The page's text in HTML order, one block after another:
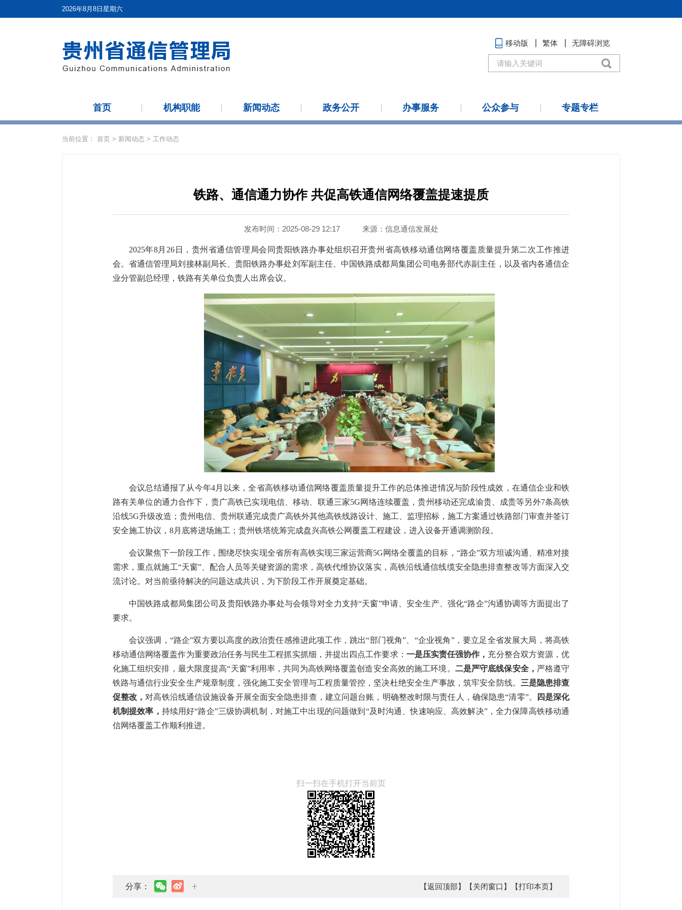
2026年8月8日星期六
移动版 繁体 无障碍浏览
首页 机构职能 新闻动态 政务公开 办事服务 公众参与 专题专栏
当前位置： 首页 > 新闻动态 > 工作动态
铁路、通信通力协作 共促高铁通信网络覆盖提速提质
发布时间：2025-08-29 12:17 来源： 信息通信发展处
2025年8月26日，贵州省通信管理局会同贵阳铁路办事处组织召开贵州省高铁移动通信网络覆盖质量提升第二次工作推进
会。省通信管理局刘接林副局长、贵阳铁路办事处刘军副主任、中国铁路成都局集团公司电务部代赤副主任，以及省内各通信企
业分管副总经理，铁路有关单位负责人出席会议。
会议总结通报了从今年4月以来，全省高铁移动通信网络覆盖质量提升工作的总体推进情况与阶段性成效，在通信企业和铁
路有关单位的通力合作下，贵广高铁已实现电信、移动、联通三家5G网络连续覆盖，贵州移动还完成渝贵、成贵等另外7条高铁
沿线5G升级改造；贵州电信、贵州联通完成贵广高铁外其他高铁线路设计、施工、监理招标，施工方案通过铁路部门审查并签订
安全施工协议，8月底将进场施工；贵州铁塔统筹完成盘兴高铁公网覆盖工程建设，进入设备开通调测阶段。
会议聚焦下一阶段工作，围绕尽快实现全省所有高铁实现三家运营商5G网络全覆盖的目标，“路企”双方坦诚沟通、精准对接
需求，重点就施工“天窗”、配合人员等关键资源的需求，高铁代维协议落实，高铁沿线通信线缆安全隐患排查整改等方面深入交
流讨论。对当前亟待解决的问题达成共识，为下阶段工作开展奠定基础。
中国铁路成都局集团公司及贵阳铁路办事处与会领导对全力支持“天窗”申请、安全生产、强化“路企”沟通协调等方面提出了
要求。
会议强调，“路企”双方要以高度的政治责任感推进此项工作，跳出“部门视角”、“企业视角”，要立足全省发展大局，将高铁
移动通信网络覆盖作为重要政治任务与民生工程抓实抓细，并提出四点工作要求： 一是压实责任强协作， 充分整合双方资源，优
化施工组织安排，最大限度提高“天窗”利用率，共同为高铁网络覆盖创造安全高效的施工环境。 二是严守底线保安全， 严格遵守
铁路与通信行业安全生产规章制度，强化施工安全管理与工程质量管控，坚决杜绝安全生产事故，筑牢安全防线。 三是隐患排查
促整改， 对高铁沿线通信设施设备开展全面安全隐患排查，建立问题台账，明确整改时限与责任人，确保隐患“清零”。
四是深化
机制提效率， 持续用好“路企”三级协调机制，对施工中出现的问题做到“及时沟通、快速响应、高效解决”，全力保障高铁移动通
信网络覆盖工作顺利推进。
扫一扫在手机打开当前页
分享： 【返回顶部】 【关闭窗口】 【打印本页】